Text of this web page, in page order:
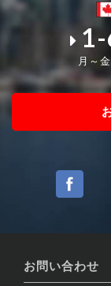
月～
お問い合わせ